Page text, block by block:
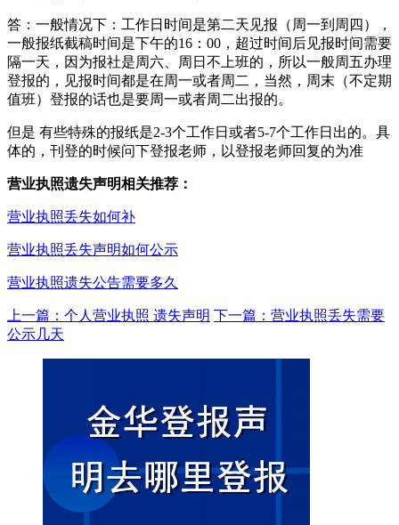
答：一般情况下：工作日时间是第二天见报（周一到周四），
一般报纸截稿时间是下午的16：00，超过时间后见报时间需要
隔一天，因为报社是周六、周日不上班的，所以一般周五办理
登报的，见报时间都是在周一或者周二，当然，周末（不定期
值班）登报的话也是要周一或者周二出报的。
但是 有些特殊的报纸是2-3个工作日或者5-7个工作日出的。具
体的，刊登的时候问下登报老师，以登报老师回复的为准
营业执照遗失声明相关推荐：
营业执照丢失如何补
营业执照丢失声明如何公示
营业执照遗失公告需要多久
上一篇：个人营业执照 遗失声明 下一篇：营业执照丢失需要
公示几天